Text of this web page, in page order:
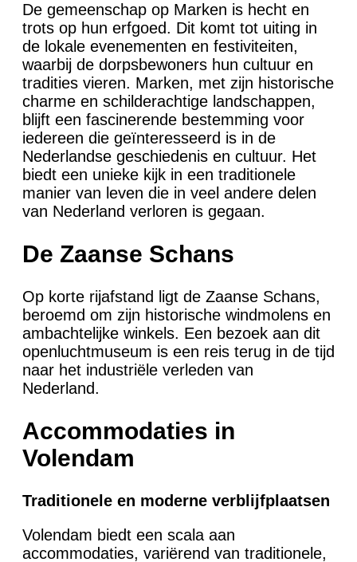
De gemeenschap op Marken is hecht en
trots op hun erfgoed. Dit komt tot uiting in
de lokale evenementen en festiviteiten,
waarbij de dorpsbewoners hun cultuur en
tradities vieren. Marken, met zijn historische
charme en schilderachtige landschappen,
blijft een fascinerende bestemming voor
iedereen die geïnteresseerd is in de
Nederlandse geschiedenis en cultuur. Het
biedt een unieke kijk in een traditionele
manier van leven die in veel andere delen
van Nederland verloren is gegaan.
De Zaanse Schans
Op korte rijafstand ligt de Zaanse Schans,
beroemd om zijn historische windmolens en
ambachtelijke winkels. Een bezoek aan dit
openluchtmuseum is een reis terug in de tijd
naar het industriële verleden van
Nederland.
Accommodaties in
Volendam
Traditionele en moderne verblijfplaatsen
Volendam biedt een scala aan
accommodaties, variërend van traditionele,